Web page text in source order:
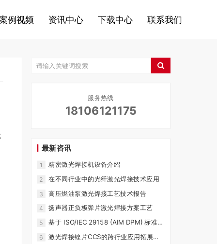
例视频 资讯中心 下载中心 联系我们
服务热线
18106121175
最新咨讯
1 精密激光焊接机设备介绍
2 在不同行业中的光纤激光焊接技术应用
3 高压燃油泵激光焊接工艺技术报告
4 扬声器正负极弹片激光焊接方案工艺
5 基于 ISO/IEC 29158 (AIM DPM) 标准 ·
比分析
6
激光焊接镍片CCS的跨行业应用拓展研